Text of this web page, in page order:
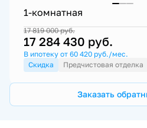
1-комнатная
17 819 000руб.
17 284 430 руб.
В ипотеку от 60 420 руб./мес.
Скидка
Предчистовая отделка
Заказать